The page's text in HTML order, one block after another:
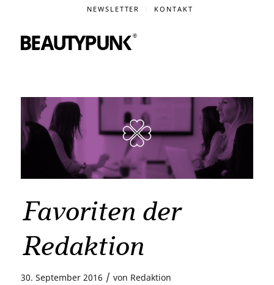
NEWSLETTER KONTAKT
Favoriten der
Redaktion
30. September 2016 / von Redaktion